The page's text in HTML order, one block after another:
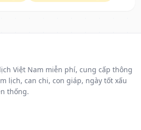
Việt Nam miễn phí, cung cấp thông
lịch, can chi, con giáp, ngày tốt xấu
thống.